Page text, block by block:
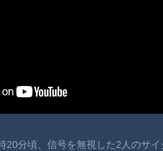
20分頃、信号を無視した2人のサ